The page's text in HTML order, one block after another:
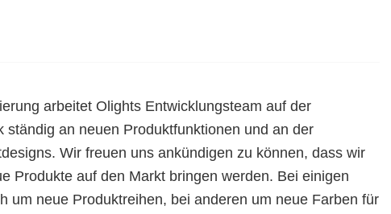
arbeitet Olights Entwicklungsteam auf der
ständig an neuen Produktfunktionen und an der
Wir freuen uns ankündigen zu können, dass wir
Produkte auf den Markt bringen werden. Bei einigen
um neue Produktreihen, bei anderen um neue Farben für